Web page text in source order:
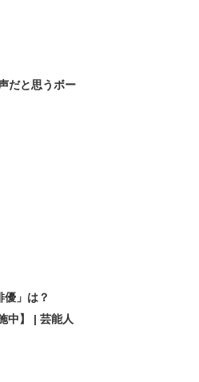
だと思うボー
優」は？
中】 | 芸能人